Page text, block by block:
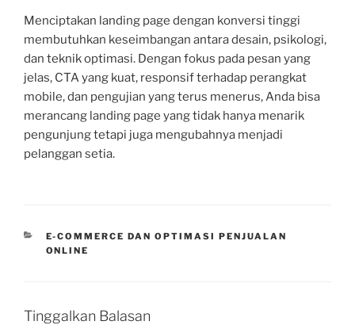
Menciptakan landing page dengan konversi tinggi
membutuhkan keseimbangan antara desain, psikologi,
dan teknik optimasi. Dengan fokus pada pesan yang
jelas, CTA yang kuat, responsif terhadap perangkat
mobile, dan pengujian yang terus menerus, Anda bisa
merancang landing page yang tidak hanya menarik
pengunjung tetapi juga mengubahnya menjadi
pelanggan setia.
CATEGORIES
E-COMMERCE DAN OPTIMASI PENJUALAN
ONLINE
Tinggalkan Balasan